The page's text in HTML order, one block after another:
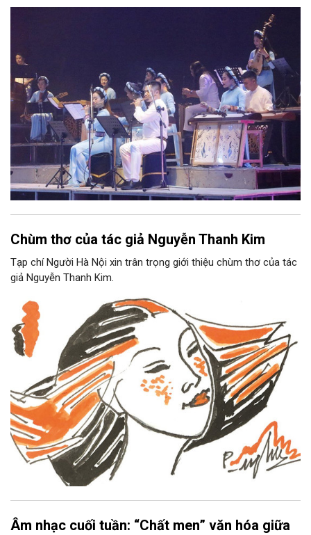
phối khí mới trên nền tảng làn điệu âm nhạc truyền thống Việt
Nam, đồng thời phải được trình diễn trực tiếp bằng nhạc cụ dân
Chùm thơ của tác giả Nguyễn Thanh Kim
Tạp chí Người Hà Nội xin trân trọng giới thiệu chùm thơ của tác
giả Nguyễn Thanh Kim.
Âm nhạc cuối tuần: “Chất men” văn hóa giữa